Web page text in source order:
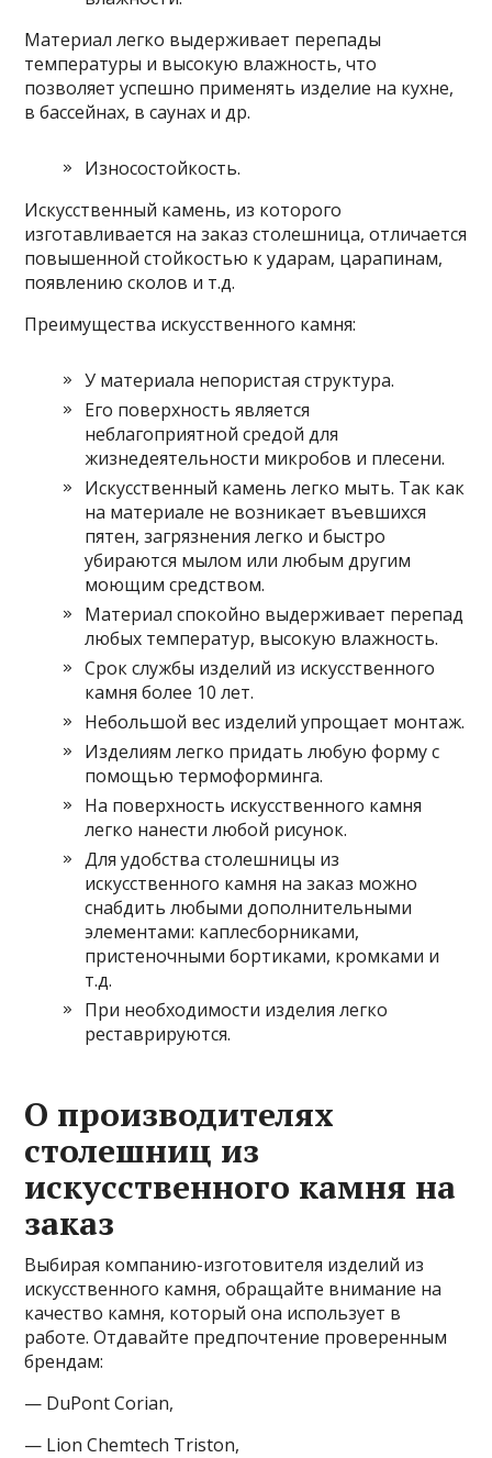
Материал легко выдерживает перепады
температуры и высокую влажность, что
позволяет успешно применять изделие на кухне,
в бассейнах, в саунах и др.
Износостойкость.
Искусственный камень, из которого
изготавливается на заказ столешница, отличается
повышенной стойкостью к ударам, царапинам,
появлению сколов и т.д.
Преимущества искусственного камня:
У материала непористая структура.
Его поверхность является
неблагоприятной средой для
жизнедеятельности микробов и плесени.
Искусственный камень легко мыть. Так как
на материале не возникает въевшихся
пятен, загрязнения легко и быстро
убираются мылом или любым другим
моющим средством.
Материал спокойно выдерживает перепад
любых температур, высокую влажность.
Срок службы изделий из искусственного
камня более 10 лет.
Небольшой вес изделий упрощает монтаж.
Изделиям легко придать любую форму с
помощью термоформинга.
На поверхность искусственного камня
легко нанести любой рисунок.
Для удобства столешницы из
искусственного камня на заказ можно
снабдить любыми дополнительными
элементами: каплесборниками,
пристеночными бортиками, кромками и
т.д.
При необходимости изделия легко
реставрируются.
О производителях
столешниц из
искусственного камня на
заказ
Выбирая компанию-изготовителя изделий из
искусственного камня, обращайте внимание на
качество камня, который она использует в
работе. Отдавайте предпочтение проверенным
брендам:
— DuPont Corian,
— Lion Chemtech Triston,